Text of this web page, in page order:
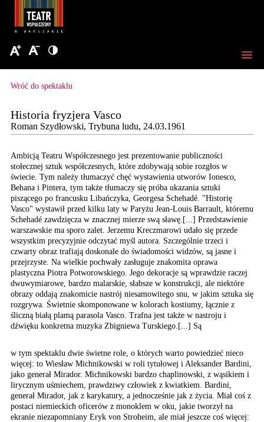
Wróć do spektaklu
Historia fryzjera Vasco
Roman Szydłowski, Trybuna ludu, 24.03.1961
Ambicją Teatru Współczesnego jest prezentowanie publiczności
stołecznej sztuk współczesnych, które zdobywają sobie rozgłos w
świecie. Tym należy tłumaczyć chęć wystawienia utworów Ionesco,
Behana i Pintera, tym także tłumaczy się próba ukazania sztuki
piszącego po francusku Libańczyka, Georgesa Schehadé. "Historię
Vasco" wystawił przed kilku laty w Paryżu Jean-Louis Barrault, któremu
Schehadé zawdzięcza w znacznej mierze swą sławę.[...] Przedstawienie
warszawskie ma sporo zalet. Jerzemu Kreczmarowi udało się przede
wszystkim precyzyjnie odczytać myśl autora. Szczególnie trzeci i
czwarty obraz trafiają doskonale do świadomości widzów, są jasne i
przejrzyste. Na wielkie pochwały zasługuje znakomita oprawa
plastyczna Piotra Potworowskiego. Jego dekoracje są wprawdzie raczej
dwuwymiarowe, bardzo malarskie, słabsze w konstrukcji, ale niektóre
obrazy oddają znakomicie nastrój niesamowitego snu, w jakim sztuka się
rozgrywa. Świetnie skomponowane w kolorach kostiumy, łącznie z
śliczną białą plamą parasola Vasco. Trafna jest także w nastroju i
dźwięku konkretna muzyka Zbigniewa Turskiego.[...] Są
w tym spektaklu dwie świetne role, o których warto powiedzieć nieco
więcej: to Wiesław Michnikowski w roli tytułowej i Aleksander Bardini,
jako generał Mirador. Michnikowski bardzo chaplinowski, z wąsikiem i
lirycznym uśmiechem, prawdziwy człowiek z kwiatkiem. Bardini,
generał Mirador, jak z karykatury, a jednocześnie jak z życia. Miał coś z
postaci niemieckich oficerów z monoklem w oku, jakie tworzył na
ekranie niezapomniany Eryk von Stroheim, ale miał jeszcze coś więcej: